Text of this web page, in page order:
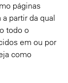
páginas
partir da qual
todo o
em ou por
como